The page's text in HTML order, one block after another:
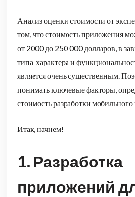
Анализ оценки стоимости от
том, что стоимость приложения
от 2000 до 250 000 долларов, в
типа, характера и
является очень существенным.
понимать ключевые факторы,
стоимость разработки
Итак, начнем!
1. Разработка
приложений